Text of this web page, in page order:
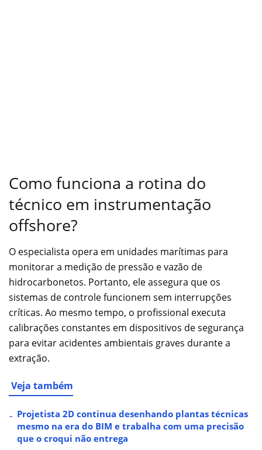
Como funciona a rotina do
técnico em instrumentação
offshore?
O especialista opera em unidades marítimas para
monitorar a medição de pressão e vazão de
hidrocarbonetos. Portanto, ele assegura que os
sistemas de controle funcionem sem interrupções
críticas. Ao mesmo tempo, o profissional executa
calibrações constantes em dispositivos de segurança
para evitar acidentes ambientais graves durante a
extração.
Veja também
Projetista 2D continua desenhando plantas técnicas
mesmo na era do BIM e trabalha com uma precisão
que o croqui não entrega